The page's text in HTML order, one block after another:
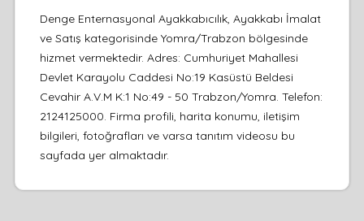
Denge Enternasyonal Ayakkabıcılık, Ayakkabı İmalat
ve Satış kategorisinde Yomra/Trabzon bölgesinde
hizmet vermektedir. Adres: Cumhuriyet Mahallesi
Devlet Karayolu Caddesi No:19 Kasüstü Beldesi
Cevahir A.V.M K:1 No:49 - 50 Trabzon/Yomra. Telefon:
2124125000. Firma profili, harita konumu, iletişim
bilgileri, fotoğrafları ve varsa tanıtım videosu bu
sayfada yer almaktadır.